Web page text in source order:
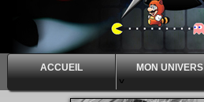
ACCUEIL
MON UNIVERS
^